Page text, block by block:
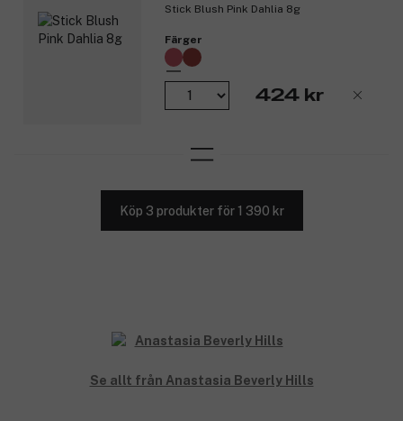
Stick Blush Pink Dahlia 8g
Färger
424 kr
Köp 3 produkter för 1 390 kr
Se allt från Anastasia Beverly Hills